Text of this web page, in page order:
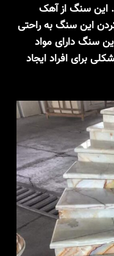
این سنگ از آهک
این سنگ به راحتی
سنگ دارای مواد
برای افراد ایجاد